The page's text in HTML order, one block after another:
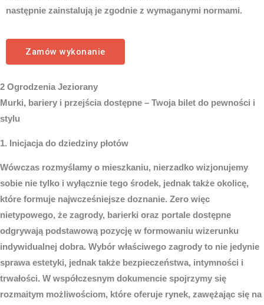
następnie zainstalują je zgodnie z wymaganymi normami.
Zamów wykonanie
2 Ogrodzenia Jeziorany
Murki, bariery i przejścia dostępne – Twoja bilet do pewności i
stylu
1. Inicjacja do dziedziny płotów
Wówczas rozmyślamy o mieszkaniu, nierzadko wizjonujemy
sobie nie tylko i wyłącznie tego środek, jednak także okolicę,
które formuje najwcześniejsze doznanie. Zero więc
nietypowego, że zagrody, barierki oraz portale dostępne
odgrywają podstawową pozycję w formowaniu wizerunku
indywidualnej dobra. Wybór właściwego zagrody to nie jedynie
sprawa estetyki, jednak także bezpieczeństwa, intymności i
trwałości. W współczesnym dokumencie spojrzymy się
rozmaitym możliwościom, które oferuje rynek, zawężając się na